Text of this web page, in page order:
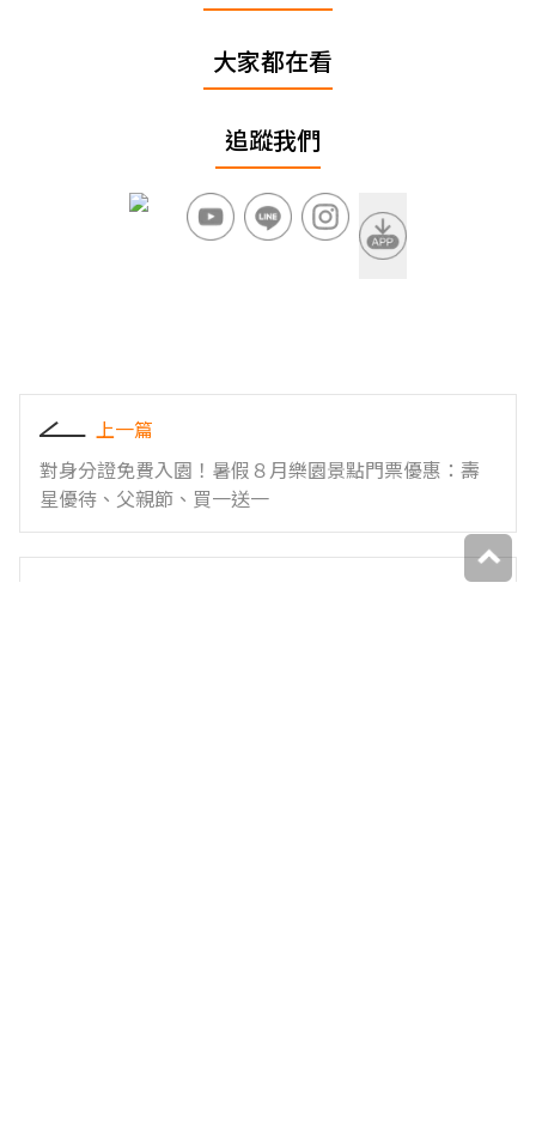
大家都在看
追蹤我們
上一篇
對身分證免費入園！暑假８月樂園景點門票優惠：壽
星優待、父親節、買一送一